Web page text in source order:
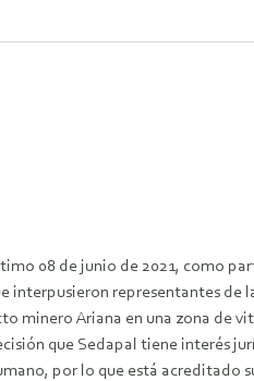
08 de junio de 2021, como
representantes de
minero Ariana en una zona de
que Sedapal tiene interés
por lo que está acreditado